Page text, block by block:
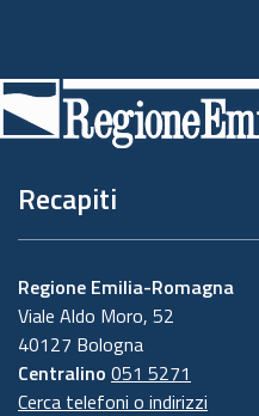
di
pagina
Recapiti
Regione Emilia-Romagna
Viale Aldo Moro, 52
40127 Bologna
Centralino 051 5271
Cerca telefoni o indirizzi